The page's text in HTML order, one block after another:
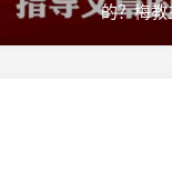
的？梅教